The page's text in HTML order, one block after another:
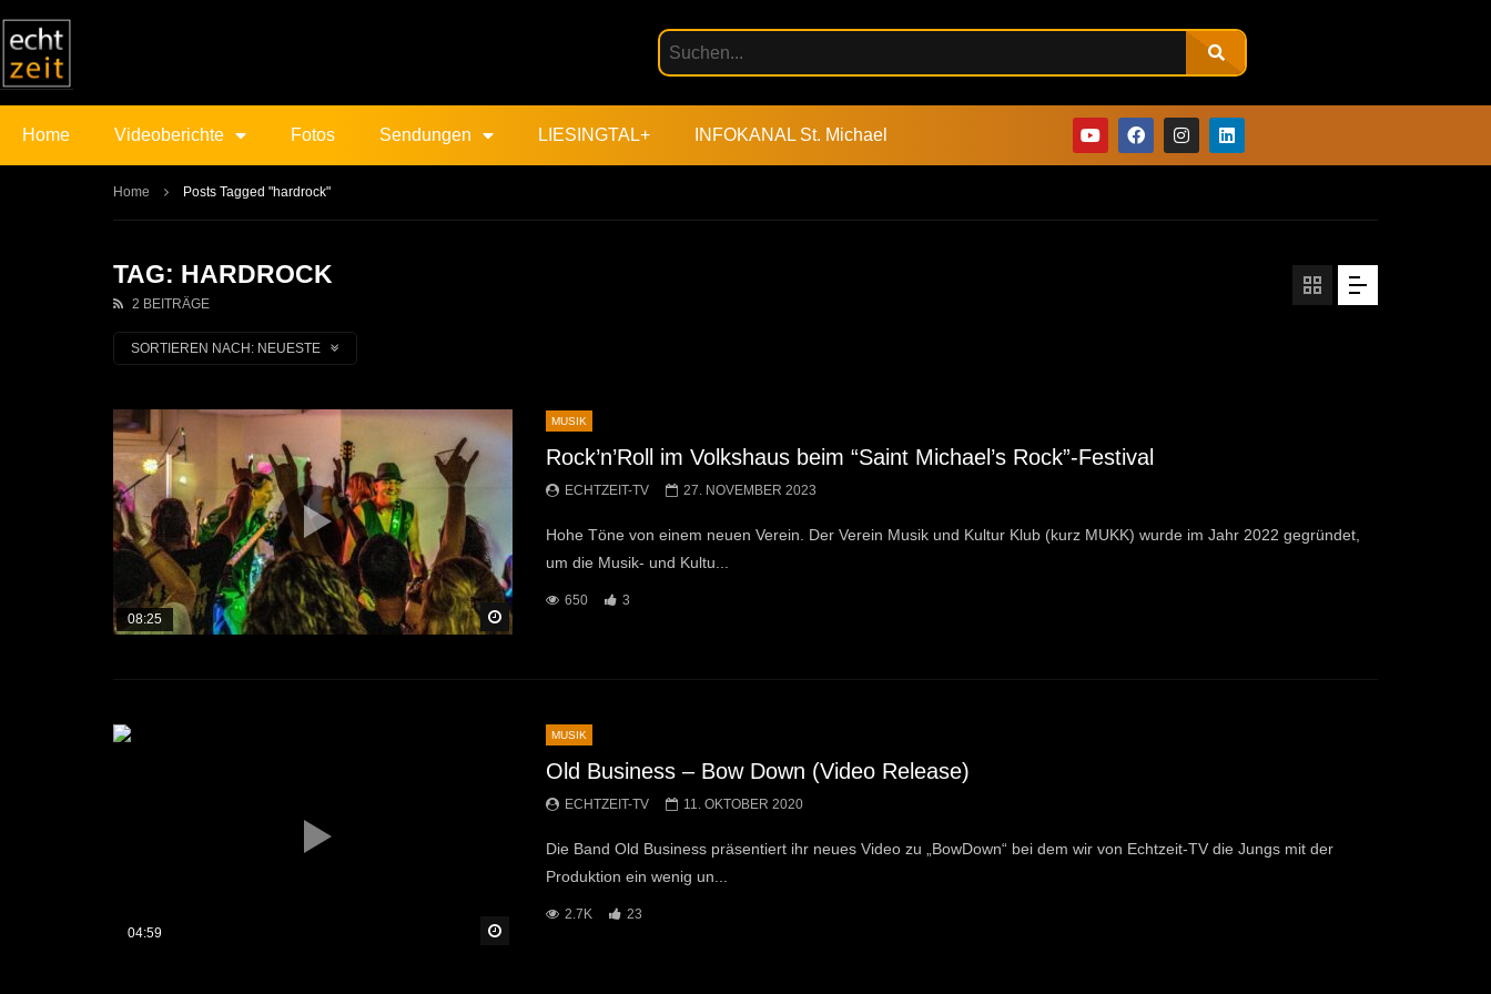
Home Videoberichte Fotos Sendungen LIESINGTAL+ INFOKANAL St. Michael
Home Posts Tagged "hardrock"
TAG: HARDROCK
2 BEITRÄGE
SORTIEREN NACH: NEUESTE
Später Ansehen
08:25
MUSIK
Rock’n’Roll im Volkshaus beim “Saint Michael’s Rock”-Festival
ECHTZEIT-TV 27. NOVEMBER 2023
Hohe Töne von einem neuen Verein. Der Verein Musik und Kultur Klub (kurz MUKK) wurde im Jahr 2022 gegründet,
um die Musik- und Kultu...
650 3
04:59
MUSIK
Old Business – Bow Down (Video Release)
ECHTZEIT-TV 11. OKTOBER 2020
Die Band Old Business präsentiert ihr neues Video zu „BowDown“ bei dem wir von Echtzeit-TV die Jungs mit der
Produktion ein wenig un...
2.7K 23